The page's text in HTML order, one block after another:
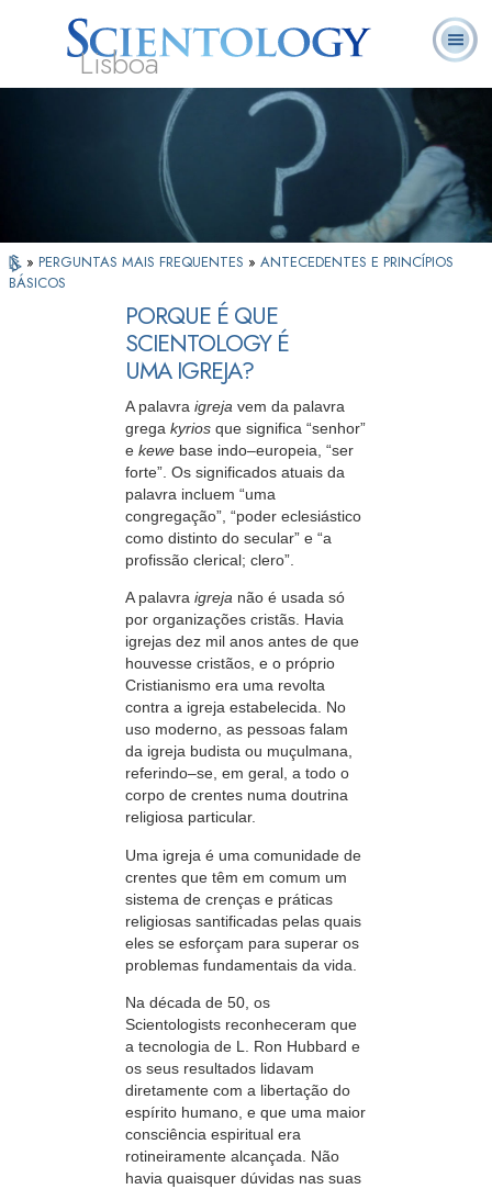
Lisboa
Scientology?
Ministros
Voluntários
Perguntas
Frequentes
» PERGUNTAS MAIS FREQUENTES » ANTECEDENTES E PRINCÍPIOS
BÁSICOS
PORQUE É QUE
SCIENTOLOGY É
UMA IGREJA?
A palavra igreja vem da palavra
grega kyrios que significa “senhor”
e kewe base indo–europeia, “ser
forte”. Os significados atuais da
palavra incluem “uma
congregação”, “poder eclesiástico
como distinto do secular” e “a
profissão clerical; clero”.
A palavra igreja não é usada só
por organizações cristãs. Havia
igrejas dez mil anos antes de que
houvesse cristãos, e o próprio
Cristianismo era uma revolta
contra a igreja estabelecida. No
uso moderno, as pessoas falam
da igreja budista ou muçulmana,
referindo–se, em geral, a todo o
corpo de crentes numa doutrina
religiosa particular.
Uma igreja é uma comunidade de
crentes que têm em comum um
sistema de crenças e práticas
religiosas santificadas pelas quais
eles se esforçam para superar os
problemas fundamentais da vida.
Na década de 50, os
Scientologists reconheceram que
a tecnologia de L. Ron Hubbard e
os seus resultados lidavam
diretamente com a libertação do
espírito humano, e que uma maior
consciência espiritual era
rotineiramente alcançada. Não
havia quaisquer dúvidas nas suas